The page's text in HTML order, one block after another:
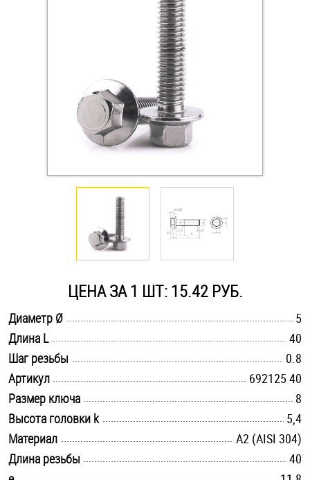
Заклепки (Гайки-Заклепки)
Крюки, кольца с метрической резьбой
Крюки, кольца с шурупной резьбой
Оснастка и аксессуары для яхт
Стопорные кольца
Такелаж
Хомуты
Шайбы
Шпильки
ЦЕНА ЗА 1 ШТ: 15.42 РУБ.
Диаметр Ø
5
Длина L
40
Шаг резьбы
0.8
Артикул
692125 40
Размер ключа
8
Высота головки k
5,4
Материал
А2 (AISI 304)
Длина резьбы
40